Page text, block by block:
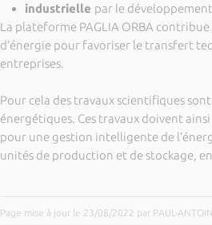
industrielle par le
La plateforme PAGLIA ORBA
d’énergie pour favoriser le transfert
entreprises.
Pour cela des travaux scientifiques
énergétiques. Ces travaux doivent
pour une gestion intelligente de
unités de production et de stockage,
Page mise à jour le 23/08/2022 par PAUL-